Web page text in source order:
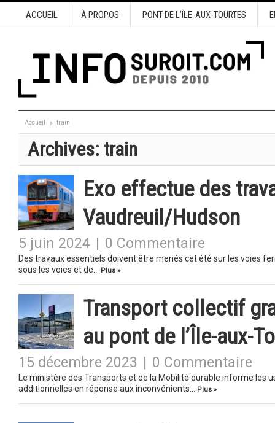
ACCUEIL À PROPOS PONT DE L’ÎLE-AUX-TOURTES
Accueil train
Archives:train
Exo effectue des
Vaudreuil/Hudson
5 juin 2024 0 Commentaire
Des travaux essentiels doivent être menés cet été sur les voies
sous les voies et de…
Plus »
Transport collectif
au pont de l’Île-aux-
15 décembre 2023 0 Commentaire
Le ministère des Transports et de la Mobilité durable informe les
additionnelles en réponse aux inconvénients…
Plus »